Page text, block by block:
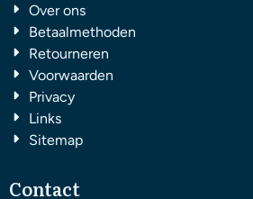
Over ons
Betaalmethoden
Retourneren
Voorwaarden
Privacy
Links
Sitemap
Contact